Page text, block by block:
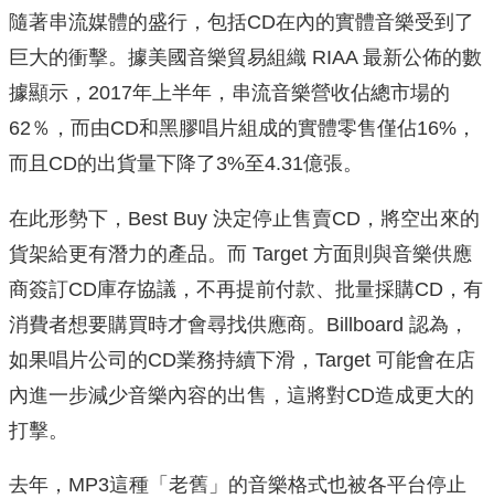
隨著串流媒體的盛行，包括CD在內的實體音樂受到了
巨大的衝擊。據美國音樂貿易組織 RIAA 最新公佈的數
據顯示，2017年上半年，串流音樂營收佔總市場的
62％，而由CD和黑膠唱片組成的實體零售僅佔16%，
而且CD的出貨量下降了3%至4.31億張。
在此形勢下，Best Buy 決定停止售賣CD，將空出來的
貨架給更有潛力的產品。而 Target 方面則與音樂供應
商簽訂CD庫存協議，不再提前付款、批量採購CD，有
消費者想要購買時才會尋找供應商。Billboard 認為，
如果唱片公司的CD業務持續下滑，Target 可能會在店
內進一步減少音樂內容的出售，這將對CD造成更大的
打擊。
去年，MP3這種「老舊」的音樂格式也被各平台停止